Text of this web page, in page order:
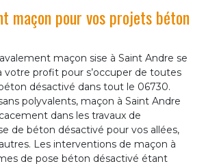
maçon pour vos projets béton
maçon sise à Saint Andre se
profit pour s’occuper de toutes
désactivé dans tout le 06730.
polyvalents, maçon à Saint Andre
dans les travaux de
de béton désactivé pour vos allées,
Les interventions de maçon à
de pose béton désactivé étant